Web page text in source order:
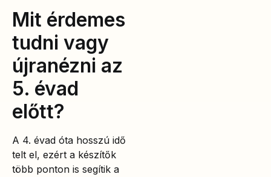
Mit érdemes
tudni vagy
újranézni az
5. évad
előtt?
A 4. évad óta hosszú idő
telt el, ezért a készítők
több ponton is segítik a